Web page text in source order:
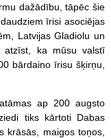
dažādību, tāpēc šie
īrisi asociējas
Latvijas Gladiolu un
atzīst, ka mūsu valstī
bārdaino īrisu šķirņu,
ap 200 augsto
tiks kārtoti Dabas
krāsās, maigos toņos,